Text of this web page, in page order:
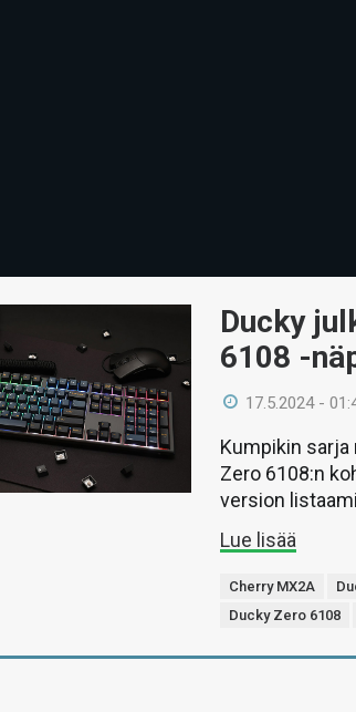
Ducky
6108 -
17.5.2024 -
Kumpikin
Zero 6108:n
version
Lue lisää
Cherry MX2A
Ducky Zero 6108